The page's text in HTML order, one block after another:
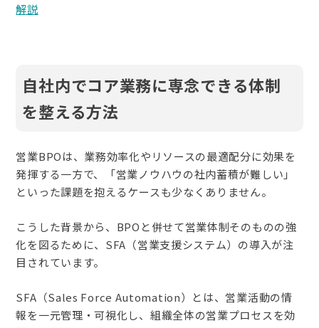
解説
自社内でコア業務に専念できる体制
を整える方法
営業BPOは、業務効率化やリソースの最適配分に効果を
発揮する一方で、「営業ノウハウの社内蓄積が難しい」
といった課題を抱えるケースも少なくありません。
こうした背景から、BPOと併せて営業体制そのものの強
化を図るために、SFA（営業支援システム）の導入が注
目されています。
SFA（Sales Force Automation）とは、営業活動の情
報を一元管理・可視化し、組織全体の営業プロセスを効